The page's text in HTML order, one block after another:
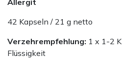
Allergit
42 Kapseln / 21 g netto
Verzehrempfehlung: 1 x 1-2
Flüssigkeit